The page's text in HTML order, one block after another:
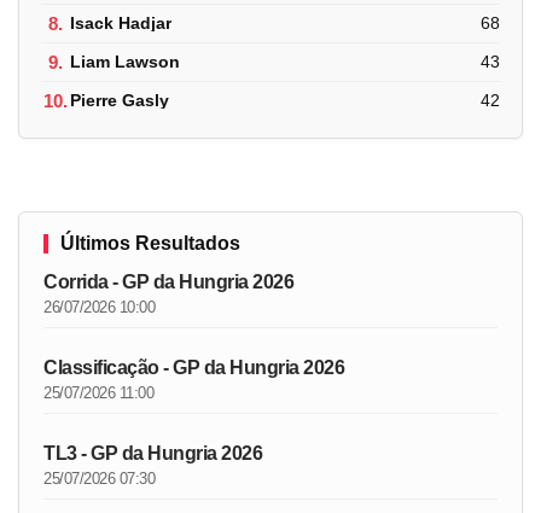
8. Isack Hadjar 68
9. Liam Lawson 43
10.Pierre Gasly 42
Últimos Resultados
Corrida - GP da Hungria 2026
26/07/2026 10:00
Classificação - GP da Hungria 2026
25/07/2026 11:00
TL3 - GP da Hungria 2026
25/07/2026 07:30